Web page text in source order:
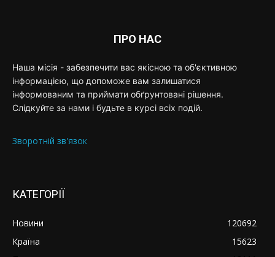
ПРО НАС
Наша місія - забезпечити вас якісною та об'єктивною
інформацією, що допоможе вам залишатися
інформованим та приймати обґрунтовані рішення.
Слідкуйте за нами і будьте в курсі всіх подій.
Зворотній зв'язок
КАТЕГОРІЇ
Новини
120692
Країна
15623